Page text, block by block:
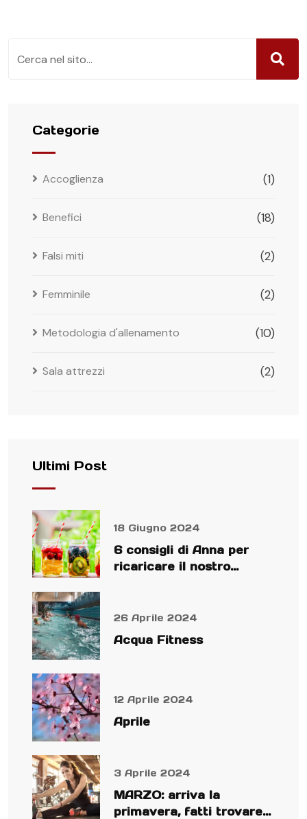
Categorie
Accoglienza (1)
Benefici (18)
Falsi miti (2)
Femminile (2)
Metodologia d'allenamento (10)
Sala attrezzi (2)
Ultimi Post
18 Giugno 2024
6 consigli di Anna per
ricaricare il nostro
26 Aprile 2024
Acqua Fitness
12 Aprile 2024
Aprile
3 Aprile 2024
MARZO: arriva la
primavera, fatti trovare